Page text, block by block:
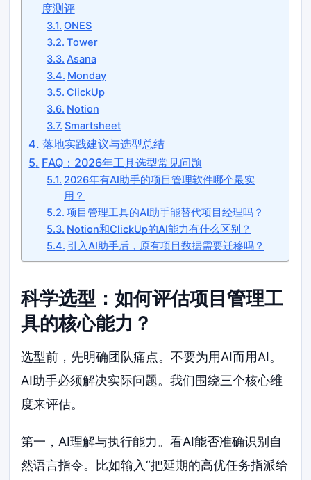
度测评
ONES
Tower
Asana
Monday
ClickUp
Notion
Smartsheet
落地实践建议与选型总结
FAQ：2026年工具选型常见问题
2026年有AI助手的项目管理软件哪个最实
用？
项目管理工具的AI助手能替代项目经理吗？
Notion和ClickUp的AI能力有什么区别？
引入AI助手后，原有项目数据需要迁移吗？
科学选型：如何评估项目管理工
具的核心能力？
选型前，先明确团队痛点。不要为用AI而用AI。
AI助手必须解决实际问题。我们围绕三个核心维
度来评估。
第一，AI理解与执行能力。看AI能否准确识别自
然语言指令。比如输入“把延期的高优任务指派给